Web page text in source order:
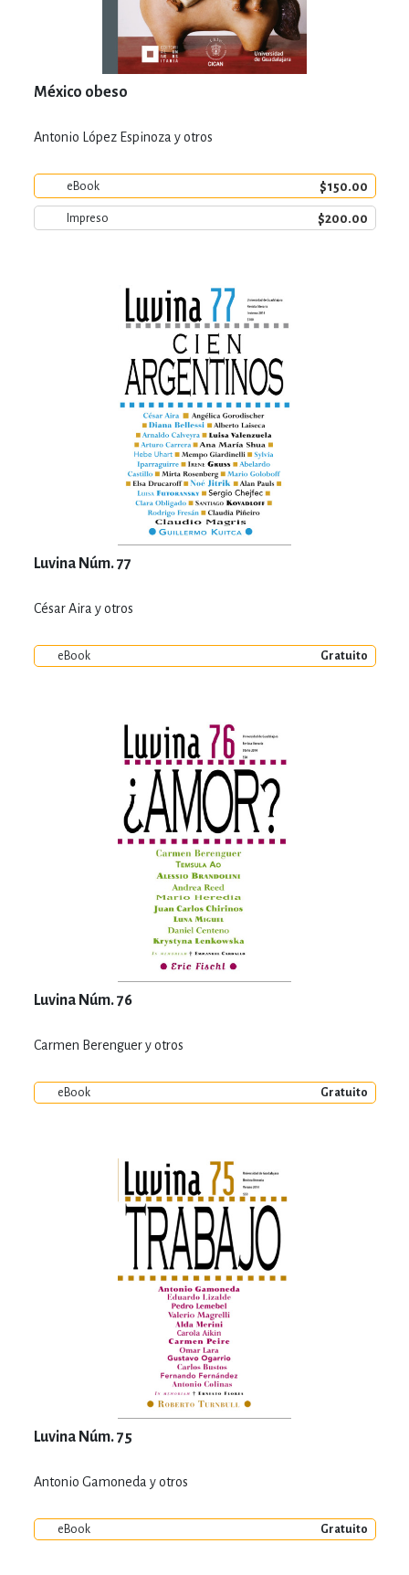
México obeso
Antonio López Espinoza y otros
eBook $150.00
Impreso $200.00
Luvina Núm. 77
César Aira y otros
eBook Gratuito
Luvina Núm. 76
Carmen Berenguer y otros
eBook Gratuito
Luvina Núm. 75
Antonio Gamoneda y otros
eBook Gratuito